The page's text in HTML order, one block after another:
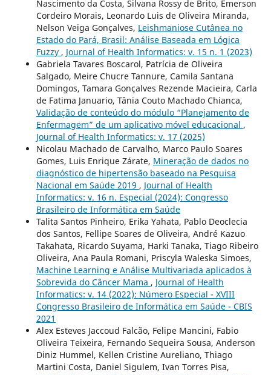
Nascimento da Costa, Silvana Rossy de Brito, Emerson
Cordeiro Morais, Leonardo Luis de Oliveira Miranda,
Nelson Veiga Gonçalves, Leishmaniose Cutânea no
Estado do Pará, Brasil: Análise Baseada em Lógica
Fuzzy , Journal of Health Informatics: v. 15 n. 1 (2023)
Gabriela Tavares Boscarol, Patrícia de Oliveira
Salgado, Meire Chucre Tannure, Camila Santana
Domingos, Tamara Gonçalves Rezende Macieira, Carla
de Fatima Januario, Tânia Couto Machado Chianca,
Validação de conteúdo do módulo “Planejamento de
Enfermagem” de um aplicativo móvel educacional ,
Journal of Health Informatics: v. 17 (2025)
Nicolau Machado de Carvalho, Marco Paulo Soares
Gomes, Luis Enrique Zárate, Mineração de dados no
diagnóstico de hipertensão baseado na Pesquisa
Nacional em Saúde 2019 , Journal of Health
Informatics: v. 16 n. Especial (2024): Congresso
Brasileiro de Informática em Saúde
Talita Santos Pinheiro, Erika Yahata, Pablo Deoclecia
dos Santos, Fellipe Soares de Oliveira, André Kazuo
Takahata, Ricardo Suyama, Harki Tanaka, Tiago Ribeiro
Oliveira, Ana Paula Romani, Priscyla Waleska Simoes,
Machine Learning e Análise Multivariada aplicados à
Sobrevida do Câncer Mama , Journal of Health
Informatics: v. 14 (2022): Número Especial - XVIII
Congresso Brasileiro de Informática em Saúde - CBIS
2021
Alex Esteves Jaccoud Falcão, Felipe Mancini, Fabio
Oliveira Teixeira, Fernando Sequeira Sousa, Anderson
Diniz Hummel, Kellen Cristine Aureliano, Thiago
Martini Costa, Daniel Sigulem, Ivan Torres Pisa,